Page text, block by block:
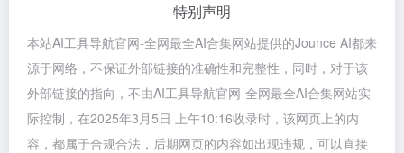
特别声明
本站AI工具导航官网-全网最全AI合集网站提供的Jounce AI都来
源于网络，不保证外部链接的准确性和完整性，同时，对于该
外部链接的指向，不由AI工具导航官网-全网最全AI合集网站实
际控制，在2025年3月5日 上午10:16收录时，该网页上的内
容，都属于合规合法，后期网页的内容如出现违规，可以直接